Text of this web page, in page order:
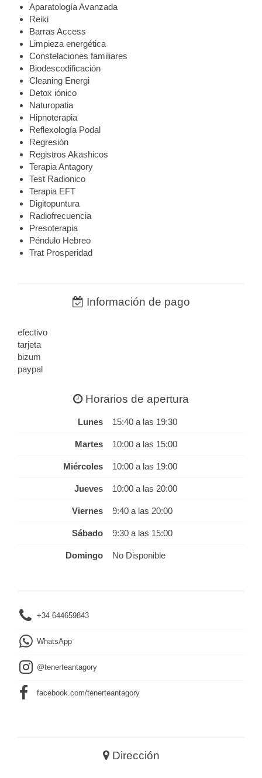
Aparatología Avanzada
Reiki
Barras Access
Limpieza energética
Constelaciones familiares
Biodescodificación
Cleaning Energi
Detox iónico
Naturopatia
Hipnoterapia
Reflexología Podal
Regresión
Registros Akashicos
Terapia Antagory
Test Radionico
Terapia EFT
Digitopuntura
Radiofrecuencia
Presoterapia
Péndulo Hebreo
Trat Prosperidad
Información de pago
efectivo
tarjeta
bizum
paypal
Horarios de apertura
Lunes 15:40 a las 19:30
Martes 10:00 a las 15:00
Miércoles 10:00 a las 19:00
Jueves 10:00 a las 20:00
Viernes 9:40 a las 20:00
Sábado 9:30 a las 15:00
Domingo No Disponible
+34 644659843
WhatsApp
@tenerteantagory
facebook.com/tenerteantagory
Dirección